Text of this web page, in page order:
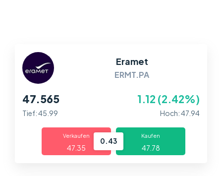
Help Centre Eramet
ERMT.PA
47.565 1.12 (2.42%)
Tief: 45.99 Hoch: 47.94
Verkaufen
47.35
0.43
Kaufen
47.78